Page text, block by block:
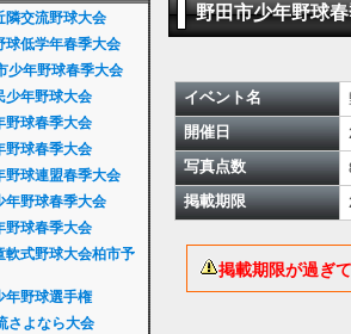
隣交流野球大会
球低学年春季大会
少年野球春季大会
少年野球大会
野球春季大会
野球春季大会
野球連盟春季大会
年野球春季大会
野球春季大会
軟式野球大会柏市予
年野球選手権
さよなら大会
野田市少年野球
イベント名
開催日
写真点数
掲載期限
掲載期限が過ぎ